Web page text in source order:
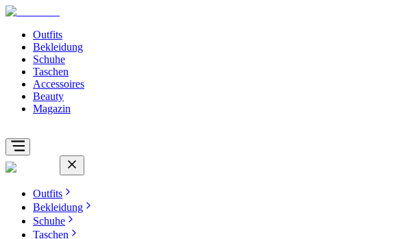
Outfits
Bekleidung
Schuhe
Taschen
Accessoires
Beauty
Magazin
Outfits
Bekleidung
Schuhe
Taschen